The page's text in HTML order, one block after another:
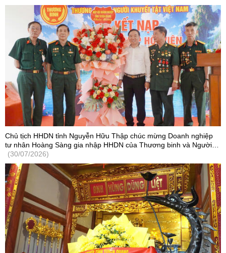
Chủ tịch HHDN tỉnh Nguyễn Hữu Thập chúc mừng Doanh nghiệp
tư nhân Hoàng Sàng gia nhập HHDN của Thương binh và Người
khuyết tật Việt Nam
(30/07/2026)